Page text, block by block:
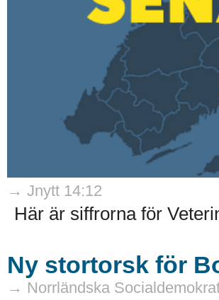
→ Jnytt 14:12
Här är siffrorna för
Ny stortorsk för
→ Norrländska